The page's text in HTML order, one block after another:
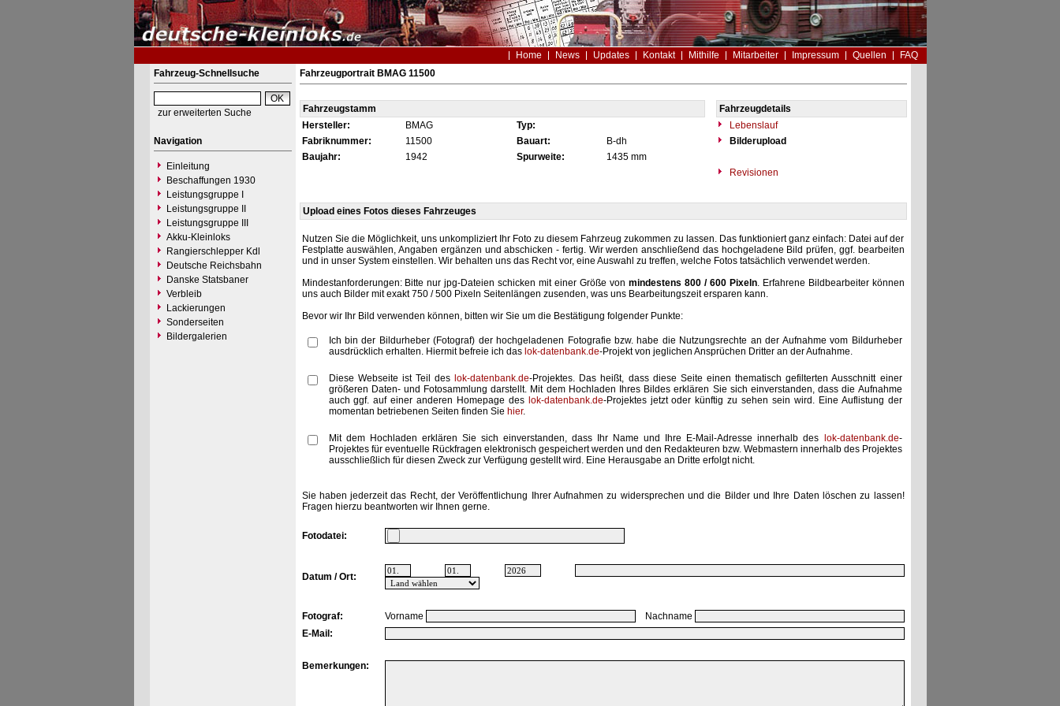
Home News Updates Kontakt Mithilfe Mitarbeiter Impressum Quellen
FAQ
Fahrzeug-Schnellsuche
zur erweiterten Suche
Navigation
Einleitung
Beschaffungen 1930
Leistungsgruppe I
Leistungsgruppe II
Leistungsgruppe III
Akku-Kleinloks
Rangierschlepper Kdl
Deutsche Reichsbahn
Danske Statsbaner
Verbleib
Lackierungen
Sonderseiten
Bildergalerien
Fahrzeugportrait BMAG 11500
Fahrzeugstamm
Fahrzeugdetails
Hersteller:
BMAG Typ:
Lebenslauf
Fabriknummer:
11500 Bauart: B-dh
Bilderupload
Baujahr:
1942 Spurweite:
1435 mm
Revisionen
Upload eines Fotos dieses Fahrzeuges
Nutzen Sie die Möglichkeit, uns unkompliziert Ihr Foto zu diesem Fahrzeug zukommen zu lassen. Das funktioniert ganz einfach: Datei auf der
Festplatte auswählen, Angaben ergänzen und abschicken - fertig. Wir werden anschließend das hochgeladene Bild prüfen, ggf. bearbeiten
und in unser System einstellen. Wir behalten uns das Recht vor, eine Auswahl zu treffen, welche Fotos tatsächlich verwendet werden.
Mindestanforderungen: Bitte nur jpg-Dateien schicken mit einer Größe von mindestens 800 / 600 Pixeln. Erfahrene Bildbearbeiter können
uns auch Bilder mit exakt 750 / 500 Pixeln Seitenlängen zusenden, was uns Bearbeitungszeit ersparen kann.
Bevor wir Ihr Bild verwenden können, bitten wir Sie um die Bestätigung folgender Punkte:
Ich bin der Bildurheber (Fotograf) der hochgeladenen Fotografie bzw. habe die Nutzungsrechte an der Aufnahme vom Bildurheber
ausdrücklich erhalten. Hiermit befreie ich das lok-datenbank.de-Projekt von jeglichen Ansprüchen Dritter an der Aufnahme.
Diese Webseite ist Teil des lok-datenbank.de-Projektes. Das heißt, dass diese Seite einen thematisch gefilterten Ausschnitt einer
größeren Daten- und Fotosammlung darstellt. Mit dem Hochladen Ihres Bildes erklären Sie sich einverstanden, dass die Aufnahme
auch ggf. auf einer anderen Homepage des lok-datenbank.de-Projektes jetzt oder künftig zu sehen sein wird. Eine Auflistung der
momentan betriebenen Seiten finden Sie hier.
Mit dem Hochladen erklären Sie sich einverstanden, dass Ihr Name und Ihre E-Mail-Adresse innerhalb des lok-datenbank.de-
Projektes für eventuelle Rückfragen elektronisch gespeichert werden und den Redakteuren bzw. Webmastern innerhalb des Projektes
ausschließlich für diesen Zweck zur Verfügung gestellt wird. Eine Herausgabe an Dritte erfolgt nicht.
Sie haben jederzeit das Recht, der Veröffentlichung Ihrer Aufnahmen zu widersprechen und die Bilder und Ihre Daten löschen zu lassen!
Fragen hierzu beantworten wir Ihnen gerne.
Fotodatei:
Datum / Ort:
Fotograf: Vorname
Nachname
E-Mail:
Bemerkungen: